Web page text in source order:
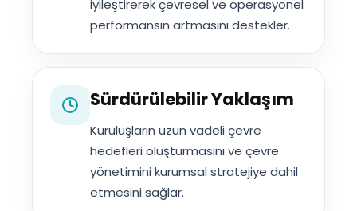
iyileştirerek çevresel ve operasyonel
performansın artmasını destekler.
Sürdürülebilir Yaklaşım
Kuruluşların uzun vadeli çevre
hedefleri oluşturmasını ve çevre
yönetimini kurumsal stratejiye dahil
etmesini sağlar.